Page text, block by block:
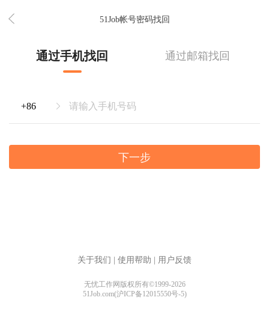
51Job帐号密码找回
通过手机找回 通过邮箱找回
下一步
关于我们 使用帮助 用户反馈
无忧工作网版权所有©1999-2026
51Job.com(沪ICP备12015550号-5)